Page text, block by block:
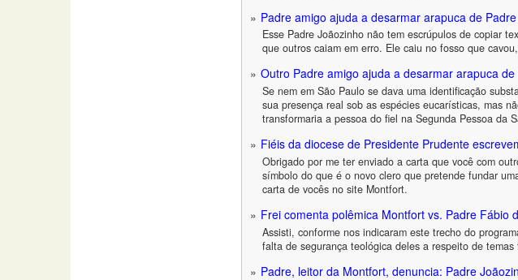
Padre amigo ajuda a desarmar arapuca de
Esse Padre Joãozinho não tem escrúpulos de copiar
que outros caiam em erro. Ele caiu no fosso que
Outro Padre amigo ajuda a desarmar arapuca
Se nem em São Paulo se dava uma identificação
sua presença real sob as espécies eucarísticas, mas
transformaria a pessoa do fiel na Segunda Pessoa da
Fiéis da diocese de Presidente Prudente
Obrigado por me ter enviado a carta que você com
símbolo do que é o novo clero que pretende fundar
carta de vocês no site Montfort.
Frei comenta polêmica Montfort vs. Padre Fábio
Assisti, conforme nos indicaram este trecho do
falta de segurança teológica deles a respeito de
Padre, leitor da Montfort, denuncia: Padre